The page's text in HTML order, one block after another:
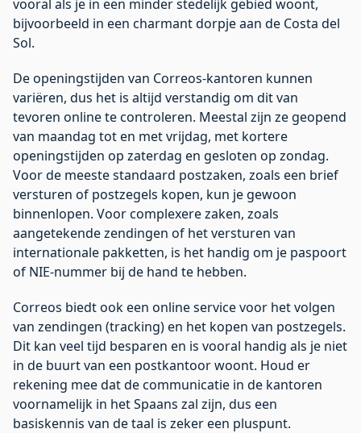
vooral als je in een minder stedelijk gebied woont,
bijvoorbeeld in een charmant dorpje aan de Costa del
Sol.
De openingstijden van Correos-kantoren kunnen
variëren, dus het is altijd verstandig om dit van
tevoren online te controleren. Meestal zijn ze geopend
van maandag tot en met vrijdag, met kortere
openingstijden op zaterdag en gesloten op zondag.
Voor de meeste standaard postzaken, zoals een brief
versturen of postzegels kopen, kun je gewoon
binnenlopen. Voor complexere zaken, zoals
aangetekende zendingen of het versturen van
internationale pakketten, is het handig om je paspoort
of NIE-nummer bij de hand te hebben.
Correos biedt ook een online service voor het volgen
van zendingen (tracking) en het kopen van postzegels.
Dit kan veel tijd besparen en is vooral handig als je niet
in de buurt van een postkantoor woont. Houd er
rekening mee dat de communicatie in de kantoren
voornamelijk in het Spaans zal zijn, dus een
basiskennis van de taal is zeker een pluspunt.